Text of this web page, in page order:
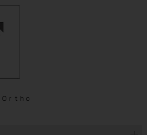
ｒｔｈｏ